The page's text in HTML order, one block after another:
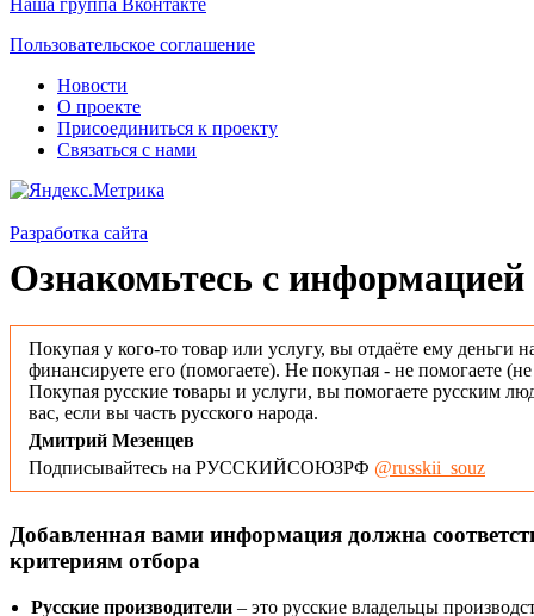
Пользовательское соглашение
Новости
О проекте
Присоединиться к проекту
Связаться с нами
Разработка сайта
Ознакомьтесь с информацией
Покупая у кого-то товар или услугу, вы отдаёте ему деньги
финансируете его (помогаете). Не покупая - не помогаете
Покупая русские товары и услуги, вы помогаете русским
вас, если вы часть русского народа.
Дмитрий Мезенцев
Подписывайтесь на РУССКИЙСОЮЗРФ @russkii_souz
Добавленная вами информация должна
критериям отбора
Русские производители – это русские владельцы